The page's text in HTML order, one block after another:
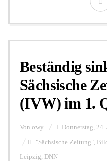
Beständig
Sächsische
(IVW) im 1.
Von owy Donnerstag,
"Sächsische Zeitung",
Leipzig, DNN